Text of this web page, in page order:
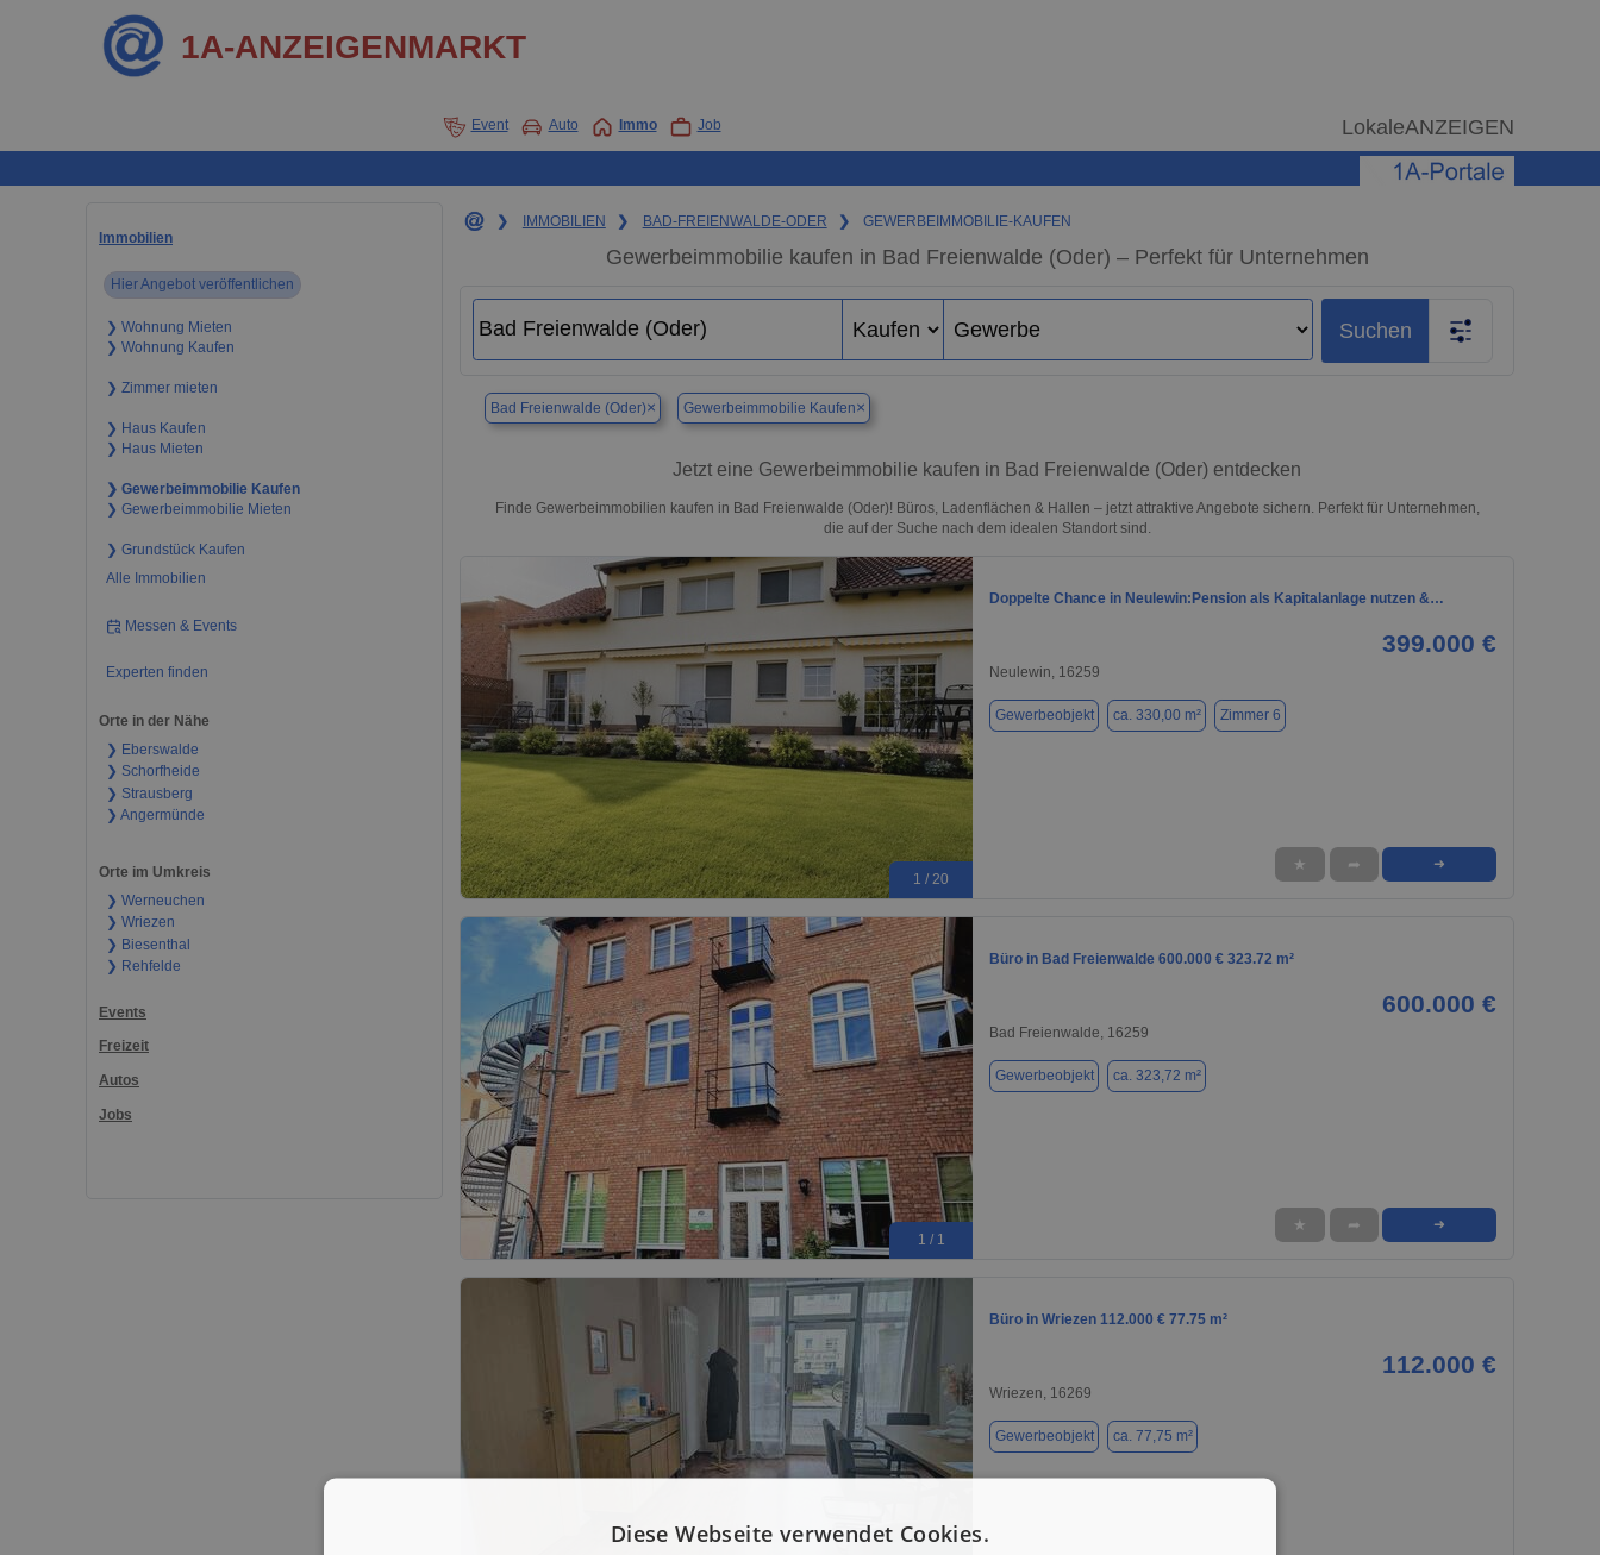
1A-ANZEIGENMARKT
Event Auto Immo Job LokaleANZEIGEN
Immobilien
Hier Angebot veröffentlichen
❯ Wohnung Mieten
❯ Wohnung Kaufen
❯ Zimmer mieten
❯ Haus Kaufen
❯ Haus Mieten
❯ Gewerbeimmobilie Kaufen
❯ Gewerbeimmobilie Mieten
❯ Grundstück Kaufen
Alle Immobilien
Messen & Events
Experten finden
Orte in der Nähe
❯ Eberswalde
❯ Schorfheide
❯ Strausberg
❯ Angermünde
Orte im Umkreis
❯ Werneuchen
❯ Wriezen
❯ Biesenthal
❯ Rehfelde
Events
Freizeit
Autos
Jobs
❯ IMMOBILIEN ❯ BAD-FREIENWALDE-ODER ❯ GEWERBEIMMOBILIE-KAUFEN
Gewerbeimmobilie kaufen in Bad Freienwalde (Oder) – Perfekt für Unternehmen
Suchen
Bad Freienwalde (Oder)× Gewerbeimmobilie Kaufen×
Jetzt eine Gewerbeimmobilie kaufen in Bad Freienwalde (Oder) entdecken
Finde Gewerbeimmobilien kaufen in Bad Freienwalde (Oder)! Büros, Ladenflächen & Hallen – jetzt attraktive Angebote sichern. Perfekt für Unternehmen,
die auf der Suche nach dem idealen Standort sind.
1 / 20
Doppelte Chance in Neulewin:Pension als Kapitalanlage nutzen &…
399.000 €
Neulewin, 16259
Gewerbeobjekt ca. 330,00 m² Zimmer 6
★ ➦ ➜
1 / 1
Büro in Bad Freienwalde 600.000 € 323.72 m²
600.000 €
Bad Freienwalde, 16259
Gewerbeobjekt ca. 323,72 m²
★ ➦ ➜
Büro in Wriezen 112.000 € 77.75 m²
112.000 €
Wriezen, 16269
Gewerbeobjekt ca. 77,75 m²
Diese Webseite verwendet Cookies.